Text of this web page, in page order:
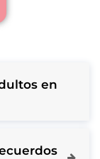
en